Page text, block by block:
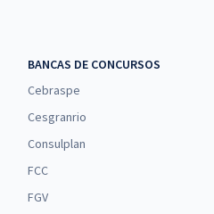
BANCAS DE CONCURSOS
Cebraspe
Cesgranrio
Consulplan
FCC
FGV